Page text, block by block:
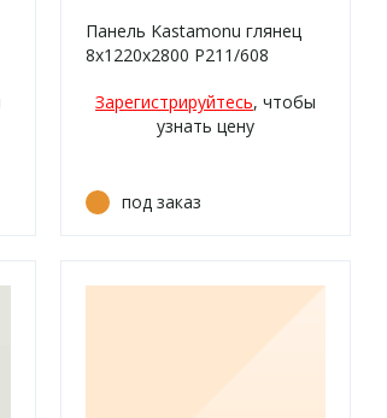
Панель Kastamonu глянец
8х1220х2800 P211/608
антрацит
Зарегистрируйтесь, чтобы
узнать цену
под заказ